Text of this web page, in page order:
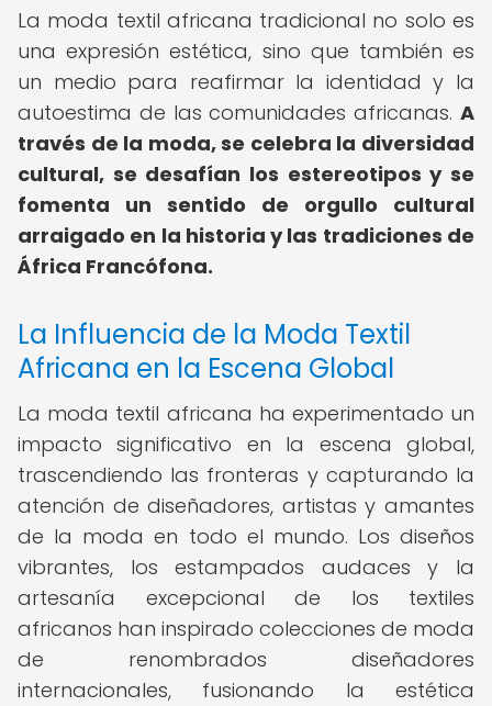
La moda textil africana tradicional no solo es
una expresión estética, sino que también es
un medio para reafirmar la identidad y la
autoestima de las comunidades africanas. A
través de la moda, se celebra la diversidad
cultural, se desafían los estereotipos y se
fomenta un sentido de orgullo cultural
arraigado en la historia y las tradiciones de
África Francófona.
La Influencia de la Moda Textil
Africana en la Escena Global
La moda textil africana ha experimentado un
impacto significativo en la escena global,
trascendiendo las fronteras y capturando la
atención de diseñadores, artistas y amantes
de la moda en todo el mundo. Los diseños
vibrantes, los estampados audaces y la
artesanía excepcional de los textiles
africanos han inspirado colecciones de moda
de renombrados diseñadores
internacionales, fusionando la estética